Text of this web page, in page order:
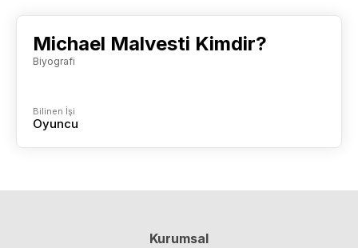
Michael Malvesti Kimdir?
Biyografi
Bilinen İşi
Oyuncu
Kurumsal